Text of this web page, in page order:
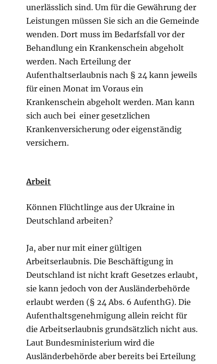
unerlässlich sind. Um für die Gewährung der
Leistungen müssen Sie sich an die Gemeinde
wenden. Dort muss im Bedarfsfall vor der
Behandlung ein Krankenschein abgeholt
werden. Nach Erteilung der
Aufenthaltserlaubnis nach § 24 kann jeweils
für einen Monat im Voraus ein
Krankenschein abgeholt werden. Man kann
sich auch bei einer gesetzlichen
Krankenversicherung oder eigenständig
versichern.
Arbeit
Können Flüchtlinge aus der Ukraine in
Deutschland arbeiten?
Ja, aber nur mit einer gültigen
Arbeitserlaubnis. Die Beschäftigung in
Deutschland ist nicht kraft Gesetzes erlaubt,
sie kann jedoch von der Ausländerbehörde
erlaubt werden (§ 24 Abs. 6 AufenthG). Die
Aufenthaltsgenehmigung allein reicht für
die Arbeitserlaubnis grundsätzlich nicht aus.
Laut Bundesministerium wird die
Ausländerbehörde aber bereits bei Erteilung